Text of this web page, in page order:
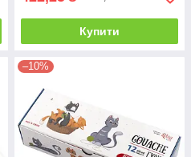
Купити
–10%